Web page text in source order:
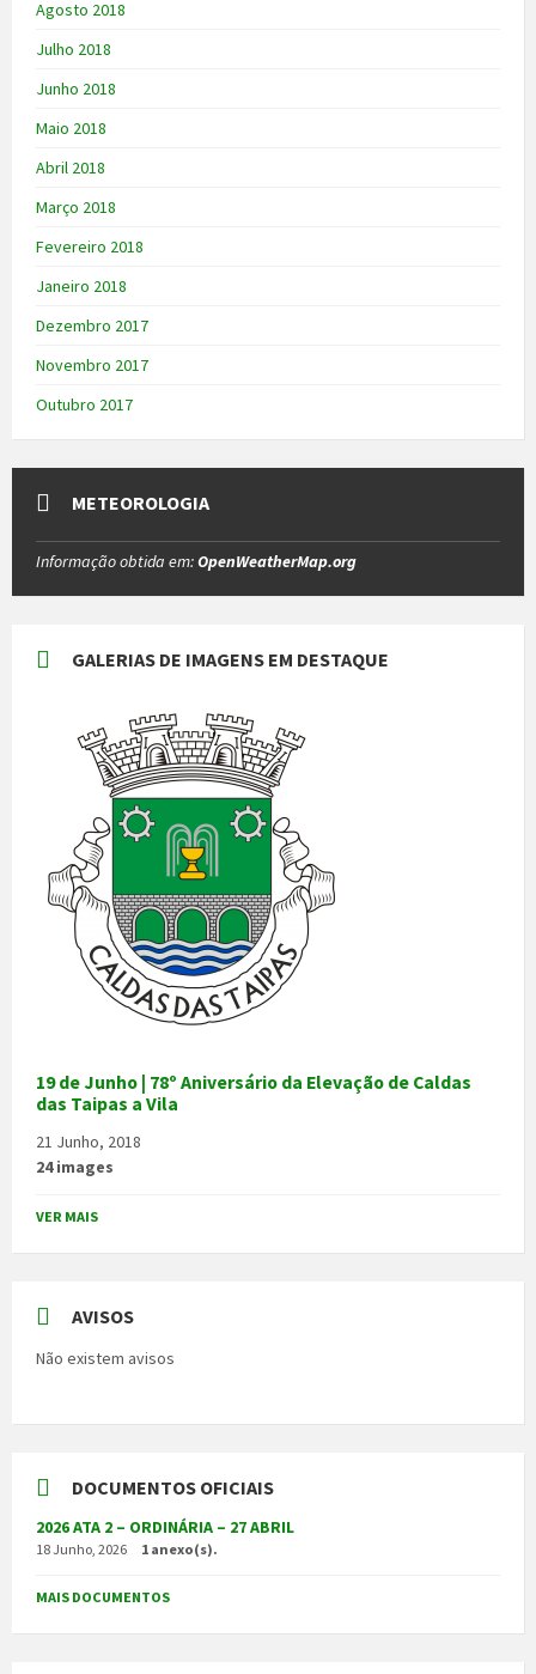
Agosto 2018
Julho 2018
Junho 2018
Maio 2018
Abril 2018
Março 2018
Fevereiro 2018
Janeiro 2018
Dezembro 2017
Novembro 2017
Outubro 2017
METEOROLOGIA
Informação obtida em:OpenWeatherMap.org
GALERIAS DE IMAGENS EM DESTAQUE
19 de Junho | 78º Aniversário da Elevação de Caldas
das Taipas a Vila
21 Junho, 2018
24 images
VER MAIS
AVISOS
Não existem avisos
DOCUMENTOS OFICIAIS
2026 ATA 2 – ORDINÁRIA – 27 ABRIL
18 Junho, 2026 1 anexo(s).
MAIS DOCUMENTOS